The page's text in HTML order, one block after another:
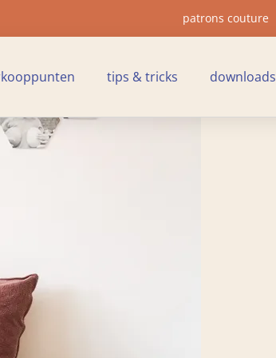
patrons couture
tips & tricks downloads